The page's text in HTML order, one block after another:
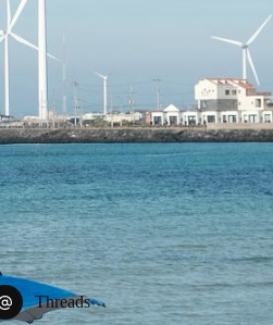
Threads